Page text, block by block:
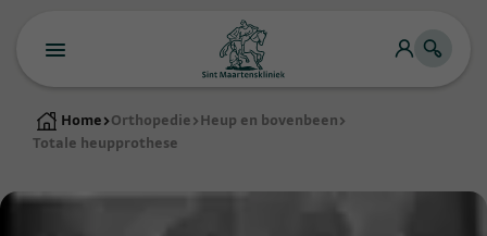
Home >Orthopedie > Heup en bovenbeen >
Totale heupprothese